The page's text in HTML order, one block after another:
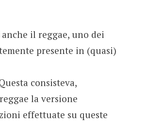
il reggae, uno dei
presente in (quasi)
consisteva,
la versione
effettuate su queste